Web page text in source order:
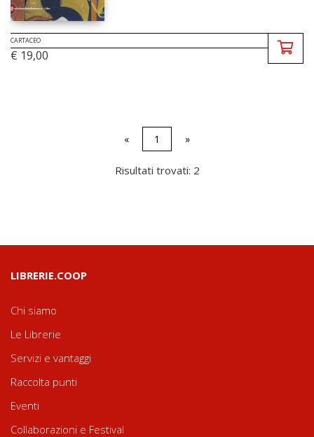
CARTACEO
€ 19,00
« 1 »
Risultati trovati: 2
LIBRERIE.COOP
Chi siamo
Le Librerie
Servizi e vantaggi
Raccolta punti
Eventi
Collaborazioni e Festival